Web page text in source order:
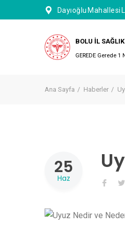
Dayıoğlu Mahallesi
BOLU İL
GEREDE Gerede 1
Ana Sayfa Haberler
25
Haz